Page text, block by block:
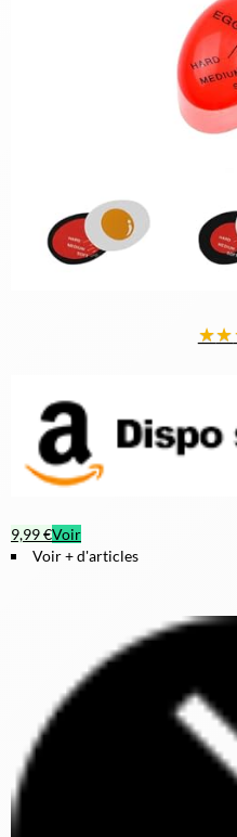
★★
9,99 €Voir
Voir + d'articles